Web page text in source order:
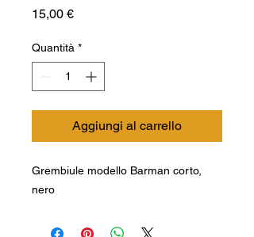
15,00 €Prezzo
Quantità *
Aggiungi al carrello
Grembiule modello Barman corto,
nero